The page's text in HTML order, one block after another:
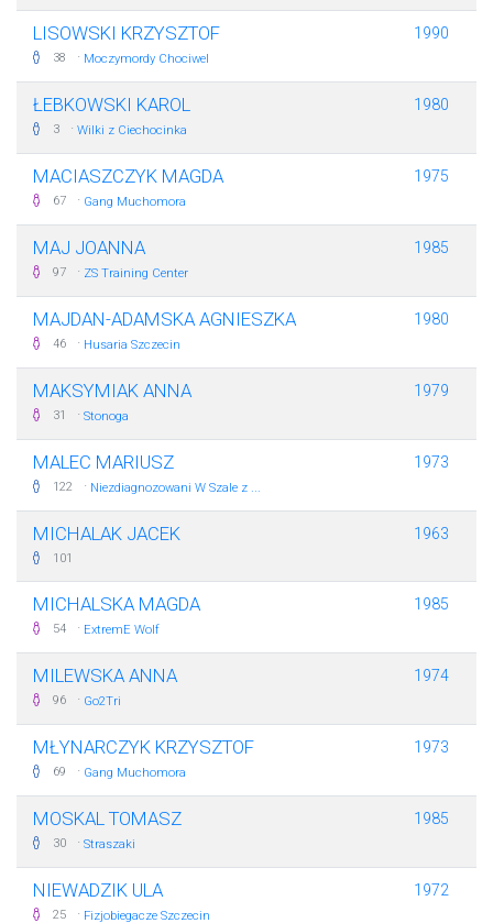
LISOWSKI KRZYSZTOF
38 · Moczymordy Chociwel
1990
ŁEBKOWSKI KAROL
3 · Wilki z Ciechocinka
1980
MACIASZCZYK MAGDA
67 · Gang Muchomora
1975
MAJ JOANNA
97 · ZS Training Center
1985
MAJDAN-ADAMSKA AGNIESZKA
46 · Husaria Szczecin
1980
MAKSYMIAK ANNA
31 · Stonoga
1979
MALEC MARIUSZ
122 · Niezdiagnozowani W Szale z ...
1973
MICHALAK JACEK
101
1963
MICHALSKA MAGDA
54 · ExtremE Wolf
1985
MILEWSKA ANNA
96 · Go2Tri
1974
MŁYNARCZYK KRZYSZTOF
69 · Gang Muchomora
1973
MOSKAL TOMASZ
30 · Straszaki
1985
NIEWADZIK ULA
25 · Fizjobiegacze Szczecin
1972